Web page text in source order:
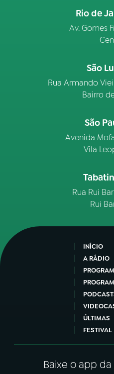
Rio de
Av. Gomes
São
Rua Armando
Bairro
São
Avenida
Vila
Rua Rui
Rui
INÍCIO
A RÁDIO
ÚLTIMAS
Baixe o app